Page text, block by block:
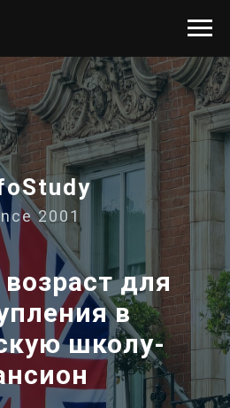
2001
для
в
школу-